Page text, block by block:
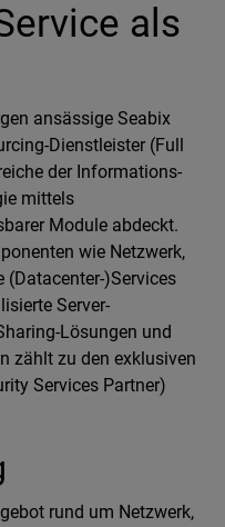
als
ansässige Seabix
Dienstleister (Full
der Informations-
mittels
Module abdeckt.
wie Netzwerk,
(Datacenter-)Services
Server-
Lösungen und
zählt zu den exklusiven
Services Partner)
rund um Netzwerk,